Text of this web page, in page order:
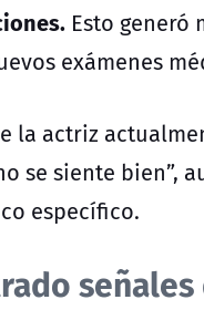
Esto generó
exámenes
la actriz
se siente bien”,
específico.